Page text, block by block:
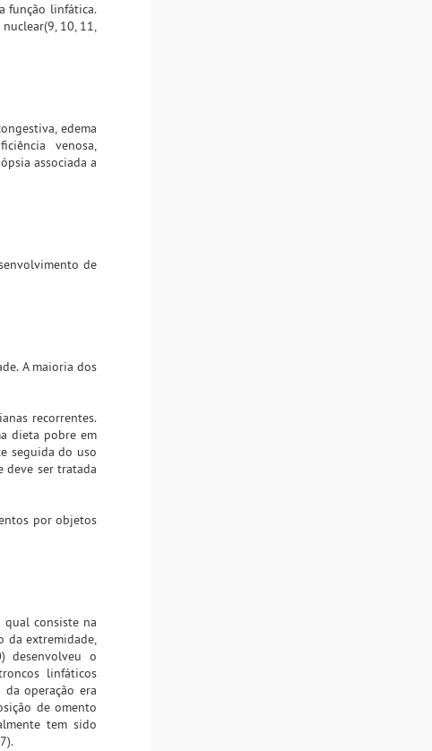
função linfática.
10, 11,
edema
venosa,
associada a
de
A maioria dos
recorrentes.
dieta pobre em
seguida do uso
deve ser tratada
por objetos
consiste na
da extremidade,
desenvolveu o
linfáticos
operação era
de omento
tem sido